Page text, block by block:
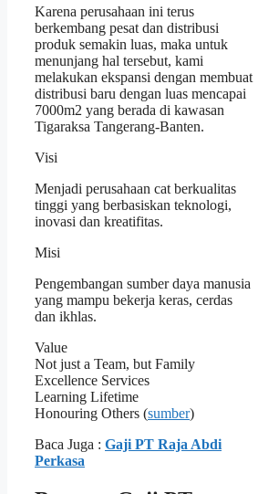
Karena perusahaan ini terus
berkembang pesat dan distribusi
produk semakin luas, maka untuk
menunjang hal tersebut, kami
melakukan ekspansi dengan membuat
distribusi baru dengan luas mencapai
7000m2 yang berada di kawasan
Tigaraksa Tangerang-Banten.
Visi
Menjadi perusahaan cat berkualitas
tinggi yang berbasiskan teknologi,
inovasi dan kreatifitas.
Misi
Pengembangan sumber daya manusia
yang mampu bekerja keras, cerdas
dan ikhlas.
Value
Not just a Team, but Family
Excellence Services
Learning Lifetime
Honouring Others (sumber)
Baca Juga : Gaji PT Raja Abdi
Perkasa